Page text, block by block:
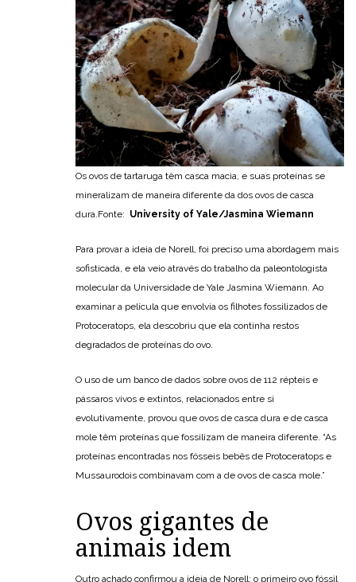
Os ovos de tartaruga têm casca macia, e suas proteínas se
mineralizam de maneira diferente da dos ovos de casca
dura.Fonte: University of Yale/Jasmina Wiemann
Para provar a ideia de Norell, foi preciso uma abordagem mais
sofisticada, e ela veio através do trabalho da paleontologista
molecular da Universidade de Yale Jasmina Wiemann. Ao
examinar a película que envolvia os filhotes fossilizados de
Protoceratops, ela descobriu que ela continha restos
degradados de proteínas do ovo.
O uso de um banco de dados sobre ovos de 112 répteis e
pássaros vivos e extintos, relacionados entre si
evolutivamente, provou que ovos de casca dura e de casca
mole têm proteínas que fossilizam de maneira diferente. “As
proteínas encontradas nos fósseis bebês de Protoceratops e
Mussaurodois combinavam com a de ovos de casca mole.”
Ovos gigantes de
animais idem
Outro achado confirmou a ideia de Norell: o primeiro ovo fóssil